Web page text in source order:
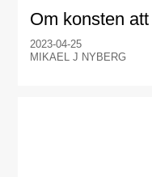
Om konsten
2023-04-25
MIKAEL J NYBERG